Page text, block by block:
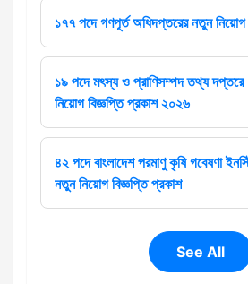
১৭৭ পদে গণপূর্ত অধিদপ্তরের নতুন নিয়োগ
১৯ পদে মৎস্য ও প্রাণিসম্পদ তথ্য
নিয়োগ বিজ্ঞপ্তি প্রকাশ ২০২৬
৪২ পদে বাংলাদেশ পরমাণু কৃষি গবেষণা
নতুন নিয়োগ বিজ্ঞপ্তি প্রকাশ
See All